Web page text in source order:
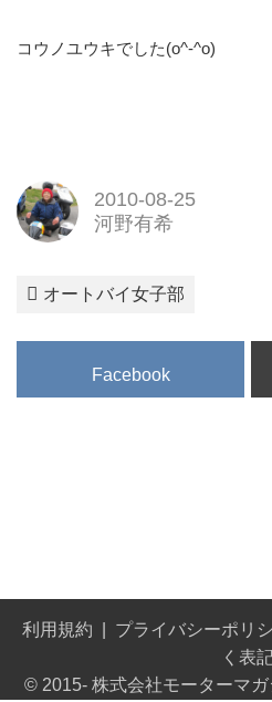
コウノユウキでした(o^-^o)
2010-08-25
河野有希
オートバイ女子部
Facebook
利用規約 プライバシーポリ
く表
© 2015- 株式会社モーターマ